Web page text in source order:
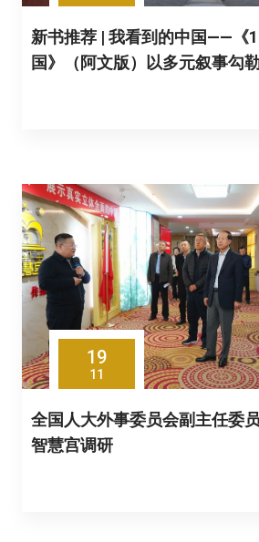
新书推荐 | 我看到的中国——《
国》（阿文版）以多元叙事勾
19
11
全国人大外事委员会副主任委
智慧宫调研